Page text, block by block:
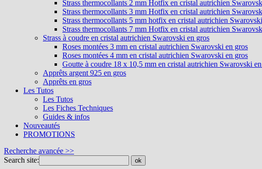
Strass thermocollants 2 mm Hotfix en cristal autrichien
Strass thermocollants 3 mm Hotfix en cristal autrichien
Strass thermocollants 5 mm hotfix en cristal autrichien
Strass thermocollants 7 mm Hotfix en cristal autrichien
Strass à coudre en cristal autrichien Swarovski en gros
Roses montées 3 mm en cristal autrichien Swarovski en gros
Roses montées 4 mm en cristal autrichien Swarovski en gros
Goutte à coudre 18 x 10,5 mm en cristal autrichien Swarovski
Apprêts argent 925 en gros
Apprêts en gros
Les Tutos
Les Tutos
Les Fiches Techniques
Guides & infos
Nouveautés
PROMOTIONS
Recherche avancée >>
Search site:
ok